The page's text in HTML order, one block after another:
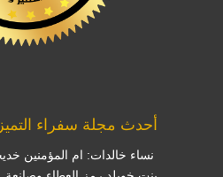
أحدث مجلة سفراء التميز
نساء خالدات: ام المؤمنين